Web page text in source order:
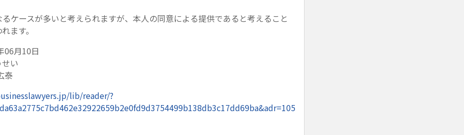
ケースが多いと考えられますが、本人の同意による提供であると考えること
ます。
06月10日
い
泰
lib/reader/?